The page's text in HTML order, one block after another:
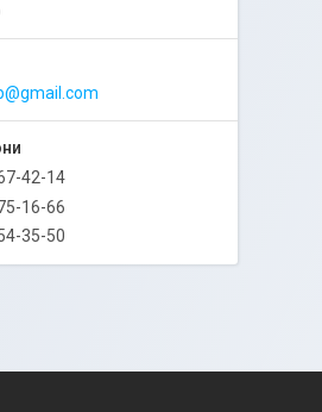
42-14
16-66
35-50